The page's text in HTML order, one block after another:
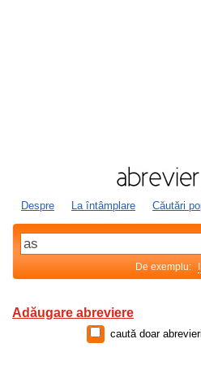
Despre La întâmplare Căutări
De exemplu:
Adăugare abreviere
caută doar